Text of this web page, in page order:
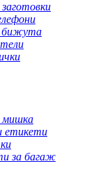
бижута
мишка
етикети
за багаж